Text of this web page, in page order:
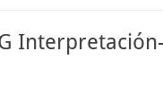
Interpretación-